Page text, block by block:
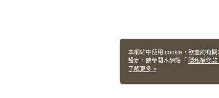
本網站中使用 cookie，欲查詢有
設定，請參閱本網站「 隱私權條款
使用 cookie。
了解更多 >